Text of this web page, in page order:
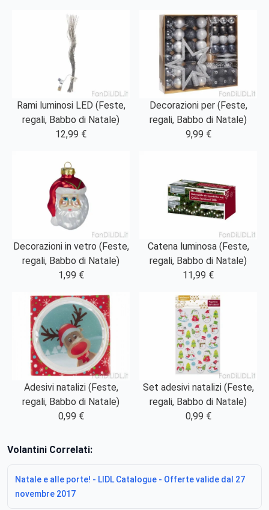
Rami luminosi LED (Feste,
regali, Babbo di Natale)
12,99 €
Decorazioni per (Feste,
regali, Babbo di Natale)
9,99 €
Decorazioni in vetro (Feste,
regali, Babbo di Natale)
1,99 €
Catena luminosa (Feste,
regali, Babbo di Natale)
11,99 €
Adesivi natalizi (Feste,
regali, Babbo di Natale)
0,99 €
Set adesivi natalizi (Feste,
regali, Babbo di Natale)
0,99 €
Volantini Correlati:
Natale e alle porte! - LIDL Catalogue - Offerte valide dal 27
novembre 2017